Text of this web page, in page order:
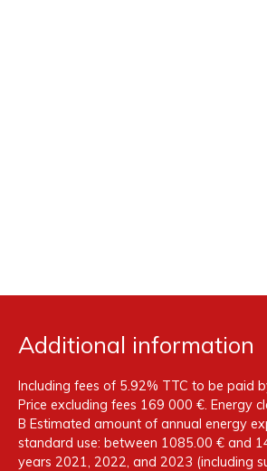
Additional information
Including fees of 5.92% TTC to be paid
Price excluding fees 169 000 €. Energy
B Estimated amount of annual energy
standard use: between 1085.00 € and
years 2021, 2022, and 2023 (including